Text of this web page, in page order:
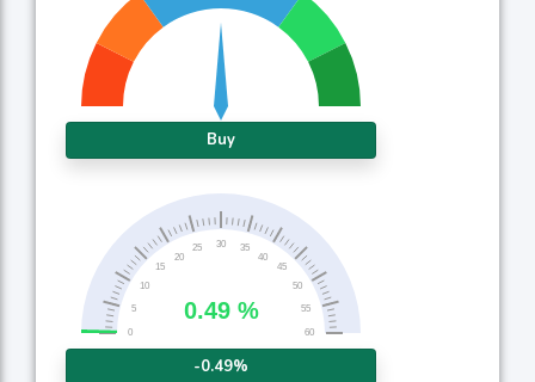
Buy
-0.49%